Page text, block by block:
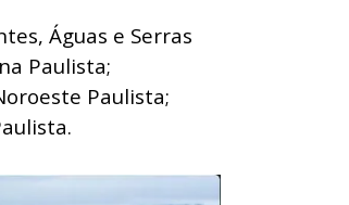
Águas e Serras
Paulista;
Paulista;